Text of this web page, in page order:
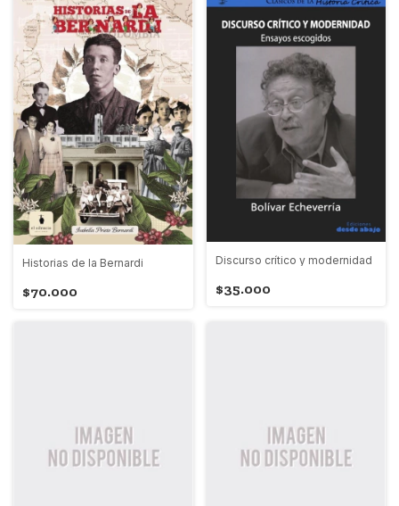
Historias de la Bernardi
$70.000
Discurso crítico y modernidad
$35.000